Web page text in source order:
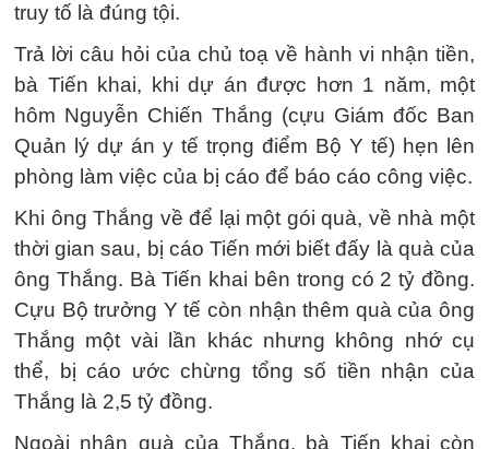
truy tố là đúng tội.
Trả lời câu hỏi của chủ toạ về hành vi nhận tiền,
bà Tiến khai, khi dự án được hơn 1 năm, một
hôm Nguyễn Chiến Thắng (cựu Giám đốc Ban
Quản lý dự án y tế trọng điểm Bộ Y tế) hẹn lên
phòng làm việc của bị cáo để báo cáo công việc.
Khi ông Thắng về để lại một gói quà, về nhà một
thời gian sau, bị cáo Tiến mới biết đấy là quà của
ông Thắng. Bà Tiến khai bên trong có 2 tỷ đồng.
Cựu Bộ trưởng Y tế còn nhận thêm quà của ông
Thắng một vài lần khác nhưng không nhớ cụ
thể, bị cáo ước chừng tổng số tiền nhận của
Thắng là 2,5 tỷ đồng.
Ngoài nhận quà của Thắng, bà Tiến khai còn